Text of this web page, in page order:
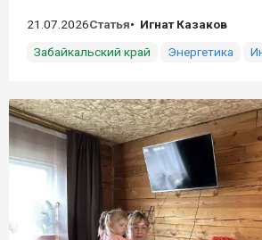
21.07.2026Статья
Игнат Казаков
Забайкальский край
Энергетика